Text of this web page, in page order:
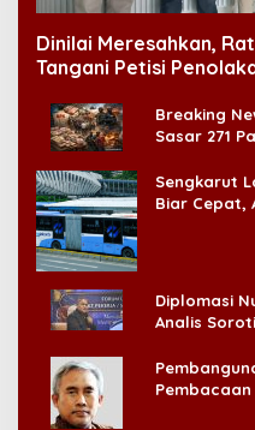
Dinilai Meresahkan,
Tangani Petisi
Breaking
Sasar 271
Sengkarut
Biar Cepat,
Diplomasi
Analis